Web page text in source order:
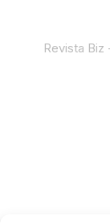
Revista Biz